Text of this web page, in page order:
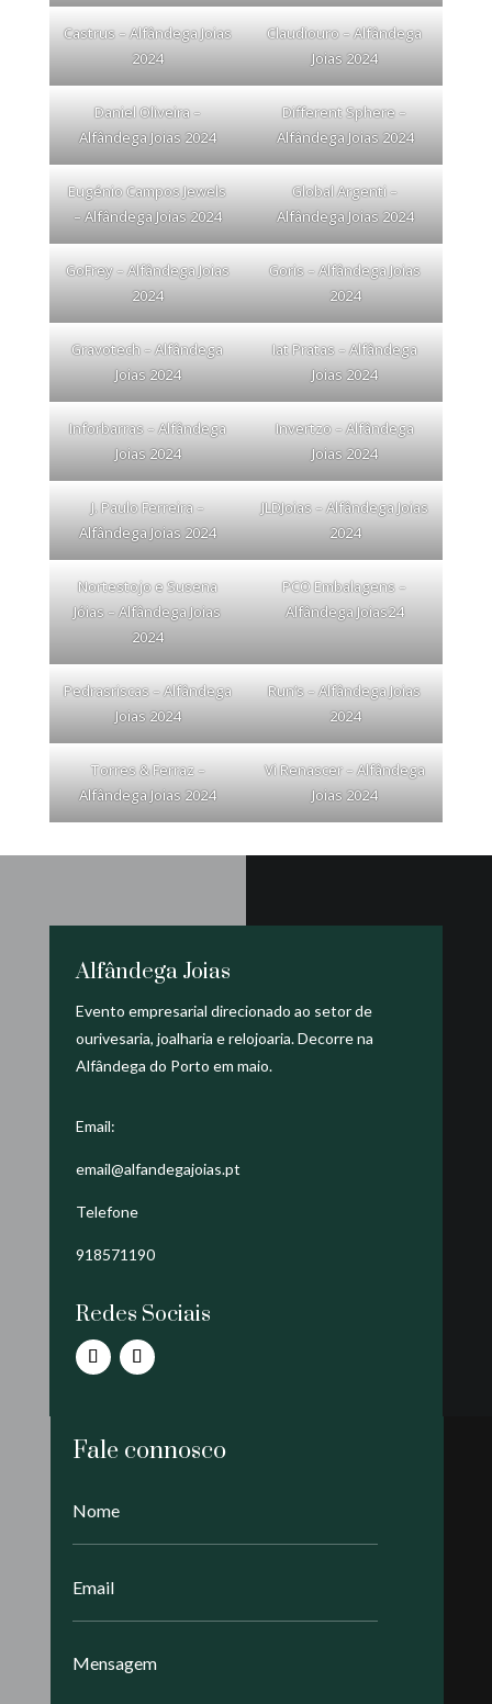
Castrus – Alfândega Joias
2024
Claudiouro – Alfândega
Joias 2024
Daniel Oliveira –
Alfândega Joias 2024
Different Sphere –
Alfândega Joias 2024
Eugénio Campos Jewels
– Alfândega Joias 2024
Global Argenti –
Alfândega Joias 2024
GoFrey – Alfândega Joias
2024
Goris – Alfândega Joias
2024
Gravotech – Alfândega
Joias 2024
Iat Pratas – Alfândega
Joias 2024
Inforbarras – Alfândega
Joias 2024
Invertzo – Alfândega
Joias 2024
J. Paulo Ferreira –
Alfândega Joias 2024
JLDJoias – Alfândega Joias
2024
Nortestojo e Susena
Jóias – Alfândega Joias
2024
PCO Embalagens –
Alfândega Joias24
Pedrasriscas – Alfândega
Joias 2024
Run’s – Alfândega Joias
2024
Torres & Ferraz –
Alfândega Joias 2024
Vi Renascer – Alfândega
Joias 2024
Alfândega Joias
Evento empresarial direcionado ao setor de
ourivesaria, joalharia e relojoaria. Decorre na
Alfândega do Porto em maio.
Email:
email@alfandegajoias.pt
Telefone
918571190
Redes Sociais
Fale connosco